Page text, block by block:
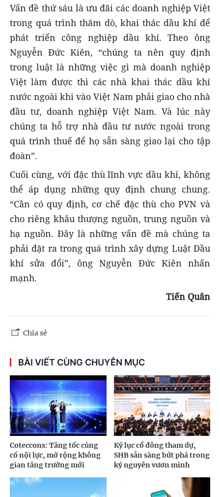
Vấn đề thứ sáu là ưu đãi các doanh nghiệp Việt
trong quá trình thăm dò, khai thác dầu khí để
phát triển công nghiệp dầu khí. Theo ông
Nguyễn Đức Kiên, “chúng ta nên quy định
trong luật là những việc gì mà doanh nghiệp
Việt làm được thì các nhà khai thác dầu khí
nước ngoài khi vào Việt Nam phải giao cho nhà
đầu tư, doanh nghiệp Việt Nam. Và lúc này
chúng ta hỗ trợ nhà đầu tư nước ngoài trong
quá trình thuế để họ sẵn sàng giao lại cho tập
đoàn”.
Cuối cùng, với đặc thù lĩnh vực dầu khí, không
thể áp dụng những quy định chung chung.
“Cần có quy định, cơ chế đặc thù cho PVN và
cho riêng khâu thượng nguồn, trung nguồn và
hạ nguồn. Đây là những vấn đề mà chúng ta
phải đặt ra trong quá trình xây dựng Luật Dầu
khí sửa đổi”, ông Nguyễn Đức Kiên nhấn
mạnh.
Tiến Quân
Chia sẻ
BÀI VIẾT CÙNG CHUYÊN MỤC
Coteccons: Tăng tốc củng
cố nội lực, mở rộng không
gian tăng trưởng mới
Kỷ lục cổ đông tham dự,
SHB sẵn sàng bứt phá trong
kỷ nguyên vươn mình